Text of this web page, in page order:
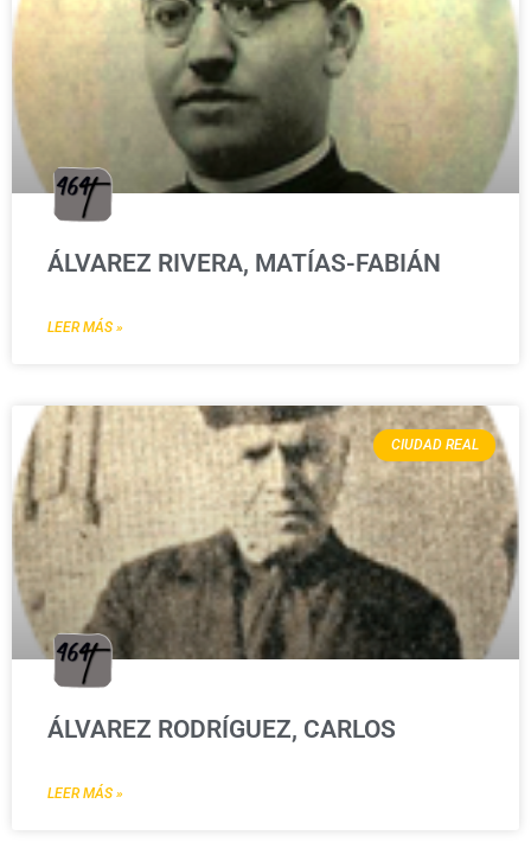
ÁLVAREZ RIVERA, MATÍAS-FABIÁN
LEER MÁS »
CIUDAD REAL
ÁLVAREZ RODRÍGUEZ, CARLOS
LEER MÁS »